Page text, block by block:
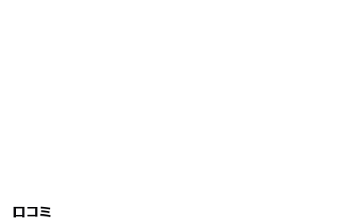
口コミ